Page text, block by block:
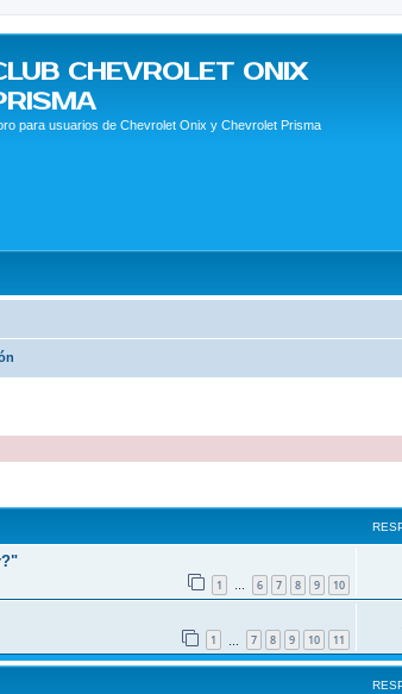
CHEVROLET ONIX
para usuarios de Chevrolet Onix y Chevrolet Prisma
1 … 6 7 8 9 10
1 7 8 9 10 11